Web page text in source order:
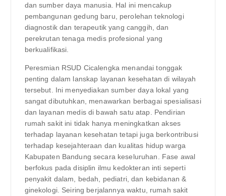
dan sumber daya manusia. Hal ini mencakup
pembangunan gedung baru, perolehan teknologi
diagnostik dan terapeutik yang canggih, dan
perekrutan tenaga medis profesional yang
berkualifikasi.
Peresmian RSUD Cicalengka menandai tonggak
penting dalam lanskap layanan kesehatan di wilayah
tersebut. Ini menyediakan sumber daya lokal yang
sangat dibutuhkan, menawarkan berbagai spesialisasi
dan layanan medis di bawah satu atap. Pendirian
rumah sakit ini tidak hanya meningkatkan akses
terhadap layanan kesehatan tetapi juga berkontribusi
terhadap kesejahteraan dan kualitas hidup warga
Kabupaten Bandung secara keseluruhan. Fase awal
berfokus pada disiplin ilmu kedokteran inti seperti
penyakit dalam, bedah, pediatri, dan kebidanan &
ginekologi. Seiring berjalannya waktu, rumah sakit